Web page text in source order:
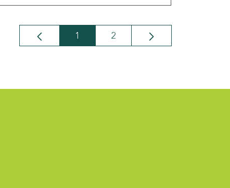
Seite
1 Seite
2